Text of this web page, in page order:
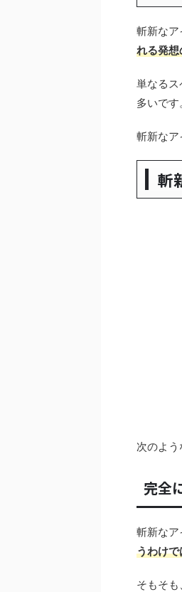
斬新なア
れる発想
単なる
多いです
斬新なア
斬
次のよ
完全
斬新なア
うわけ
そもそ